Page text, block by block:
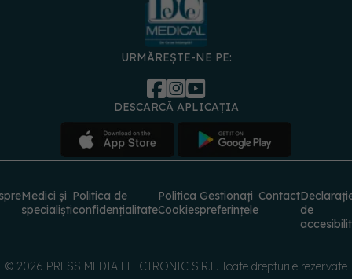
URMĂREȘTE-NE PE:
DESCARCĂ APLICAȚIA
Medici și
specialiști
Politica de
confidențialitate
Politica
Cookies
Gestionați
preferințele
Contact
de
© 2026 PRESS MEDIA ELECTRONIC S.R.L. Toate drepturile rezervate